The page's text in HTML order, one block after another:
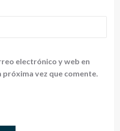
electrónico y web en
vez que comente.